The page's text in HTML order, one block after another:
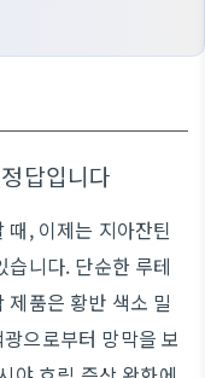
답입니다
, 이제는 지아잔틴
니다. 단순한 루테
품은 황반 색소 밀
으로부터 망막을 보